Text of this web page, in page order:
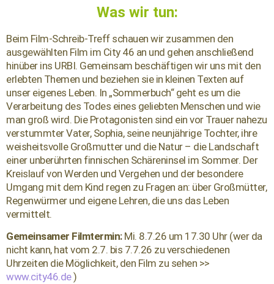
Was wir tun:
Beim Film-Schreib-Treff schauen wir zusammen den
ausgewählten Film im City 46 an und gehen anschließend
hinüber ins URBI. Gemeinsam beschäftigen wir uns mit den
erlebten Themen und beziehen sie in kleinen Texten auf
unser eigenes Leben. In „Sommerbuch“ geht es um die
Verarbeitung des Todes eines geliebten Menschen und wie
man groß wird. Die Protagonisten sind ein vor Trauer nahezu
verstummter Vater, Sophia, seine neunjährige Tochter, ihre
weisheitsvolle Großmutter und die Natur – die Landschaft
einer unberührten finnischen Schäreninsel im Sommer. Der
Kreislauf von Werden und Vergehen und der besondere
Umgang mit dem Kind regen zu Fragen an: über Großmütter,
Regenwürmer und eigene Lehren, die uns das Leben
vermittelt.
Gemeinsamer Filmtermin:Mi. 8.7.26 um 17.30 Uhr (wer da
nicht kann, hat vom 2.7. bis 7.7.26 zu verschiedenen
Uhrzeiten die Möglichkeit, den Film zu sehen >>
www.city46.de)